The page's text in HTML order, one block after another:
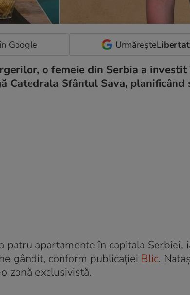
Google Urmărește
o femeie din Serbia a
Catedrala Sfântul Sava, planificând
patru apartamente în capitala Serbiei,
gândit, conform publicației Blic.
zonă exclusivistă.